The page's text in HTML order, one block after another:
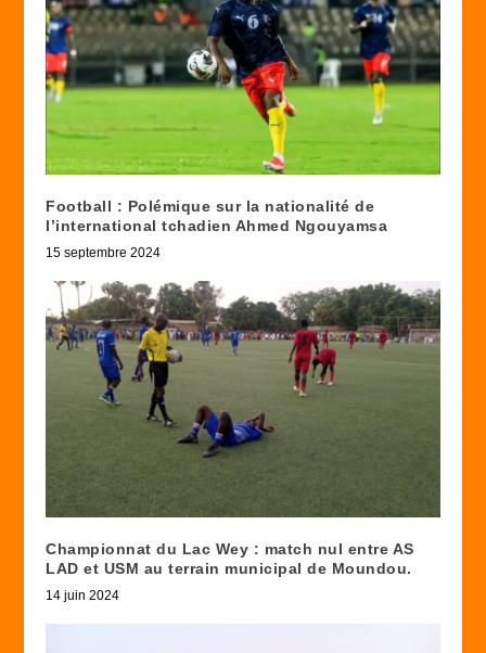
Football : Polémique sur la nationalité de
l’international tchadien Ahmed Ngouyamsa
15 septembre 2024
Championnat du Lac Wey : match nul entre AS
LAD et USM au terrain municipal de Moundou.
14 juin 2024